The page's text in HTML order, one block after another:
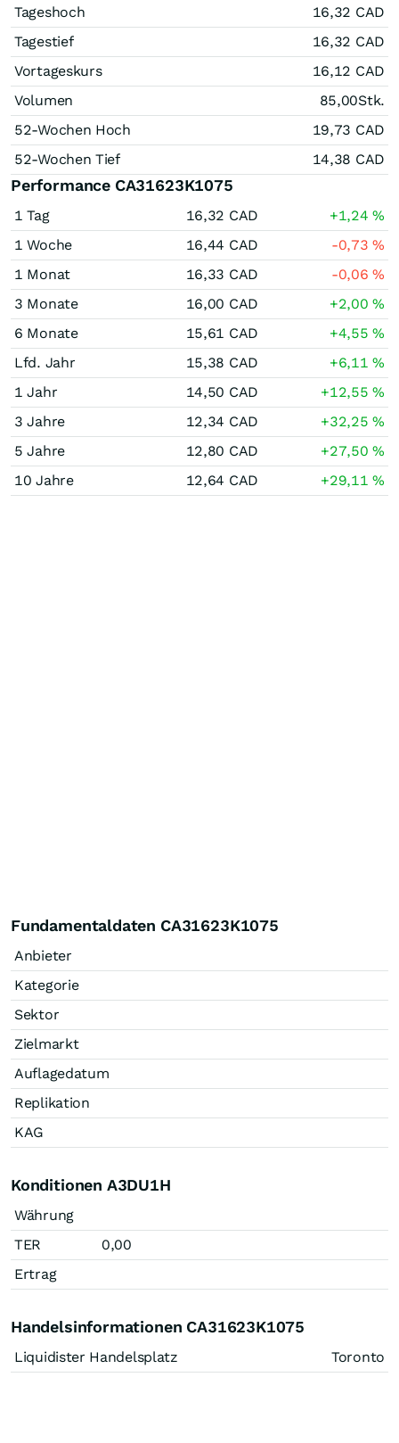
Tageshoch
16,32 CAD
Tagestief
16,32 CAD
Vortageskurs
16,12 CAD
Volumen
85,00Stk.
52-Wochen Hoch
19,73 CAD
52-Wochen Tief
14,38 CAD
Performance CA31623K1075
1 Tag 16,32 CAD +1,24%
1 Woche
16,44 CAD -0,73%
1 Monat
16,33 CAD -0,06%
3 Monate
16,00 CAD +2,00%
6 Monate
15,61 CAD +4,55%
Lfd. Jahr
15,38 CAD +6,11%
1 Jahr
14,50 CAD +12,55%
3 Jahre
12,34 CAD +32,25%
5 Jahre
12,80 CAD +27,50%
10 Jahre
12,64 CAD +29,11%
Fundamentaldaten CA31623K1075
Anbieter
Kategorie
Sektor
Zielmarkt
Auflagedatum
Replikation
KAG
Konditionen A3DU1H
Währung
TER
0,00
Ertrag
Handelsinformationen CA31623K1075
Liquidister Handelsplatz Toronto